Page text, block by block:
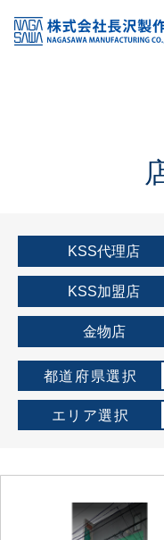
KSS加盟店・取扱店情報
店舗一覧
KSS代理店
KSS加盟店
金物店
都道府県選択
エリア選択